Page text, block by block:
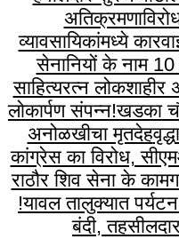
व्यावसायिकांमध्ये
सेनानियों के नाम
साहित्यरत्न लोकशाहीर
लोकार्पण संपन्न!खडका
अनोळखीचा मृतदेह
कांग्रेस का विरोध,
राठौर शिव सेना के
!यावल तालुक्यात
बंदी,